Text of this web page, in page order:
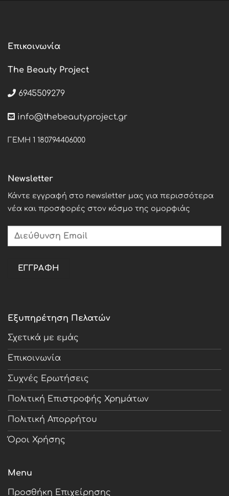
Επικοινωνία
The Beauty Project
6945509279
info@thebeautyproject.gr
ΓΕΜΗ 1 180794406000
Εξυπηρέτηση Πελατών
Σχετικά με εμάς
Επικοινωνία
Συχνές Ερωτήσεις
Πολιτική Επιστροφής Χρημάτων
Πολιτική Απορρήτου
Όροι Χρήσης
Menu
Προσθήκη Επιχείρησης
Newsletter
Κάντε εγγραφή στο newsletter μας για περισσότερα
νέα και προσφορές στον κόσμο της ομορφιάς